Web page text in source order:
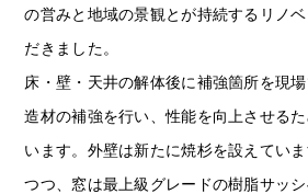
の営みと地域の景観とが持続するリノ
だきました。
床・壁・天井の解体後に補強箇所を現
造材の補強を行い、性能を向上させる
います。外壁は新たに焼杉を設えてい
つつ、窓は最上級グレードの樹脂サッ